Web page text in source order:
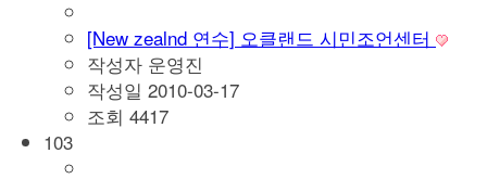
[New zealnd 연수] 오클랜드 시민조언센터
작성자 운영진
작성일 2010-03-17
조회 4417
103